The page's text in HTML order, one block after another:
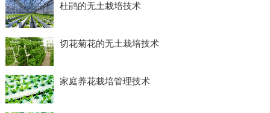
杜鹃的无土栽培技术
切花菊花的无土栽培技术
家庭养花栽培管理技术